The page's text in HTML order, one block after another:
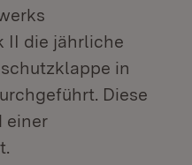
II die jährliche
in
Diese
einer